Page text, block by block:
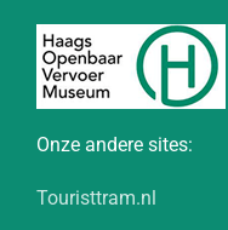
Onze andere sites:
Touristtram.nl